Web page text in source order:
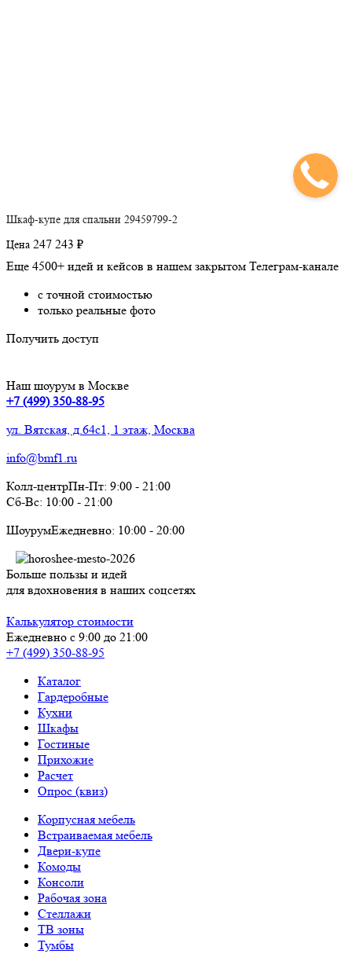
Шкаф-купе для спальни 29459799-2
Цена 247 243 ₽
Еще 4500+ идей и кейсов в нашем закрытом Телеграм-канале
с точной стоимостью
только реальные фото
Получить доступ
Наш шоурум в Москве
+7 (499) 350-88-95
ул. Вятская, д.64с1, 1 этаж, Москва
info@bmf1.ru
Колл-центрПн-Пт: 9:00 - 21:00
Сб-Вс: 10:00 - 21:00
ШоурумЕжедневно: 10:00 - 20:00
Больше пользы и идей
для вдохновения в наших соцсетях
Калькулятор стоимости
Ежедневно с 9:00 до 21:00
+7 (499) 350-88-95
Каталог
Гардеробные
Кухни
Шкафы
Гостиные
Прихожие
Расчет
Опрос (квиз)
Корпусная мебель
Встраиваемая мебель
Двери-купе
Комоды
Консоли
Рабочая зона
Стеллажи
ТВ зоны
Тумбы